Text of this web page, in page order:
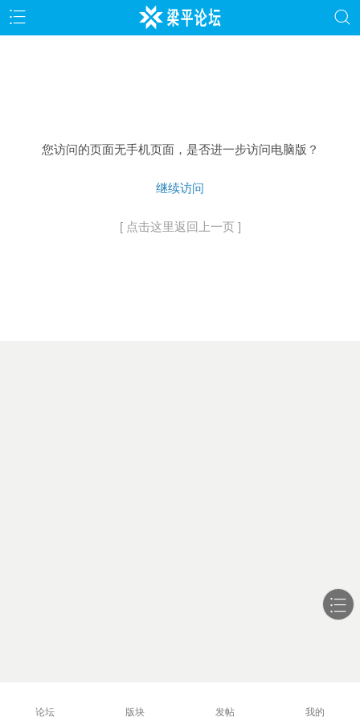
您访问的页面无手机页面，是否进一步访问电脑版？
继续访问
[ 点击这里返回上一页 ]
论坛 版块 发帖 我的